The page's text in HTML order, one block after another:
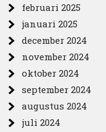
februari 2025
januari 2025
december 2024
november 2024
oktober 2024
september 2024
augustus 2024
juli 2024